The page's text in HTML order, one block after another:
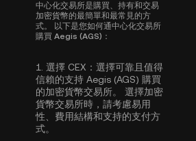
中心化交易所是購買、持有和交易
加密貨幣的最簡單和最常見的方
式。 以下是您如何通中心化交易所
購買 Aegis (AGS)：
1. 選擇 CEX： 選擇可靠且值得
信賴的支持 Aegis (AGS) 購買
的加密貨幣交易所。 選擇加密
貨幣交易所時，請考慮易用
性、費用結構和支持的支付方
式。